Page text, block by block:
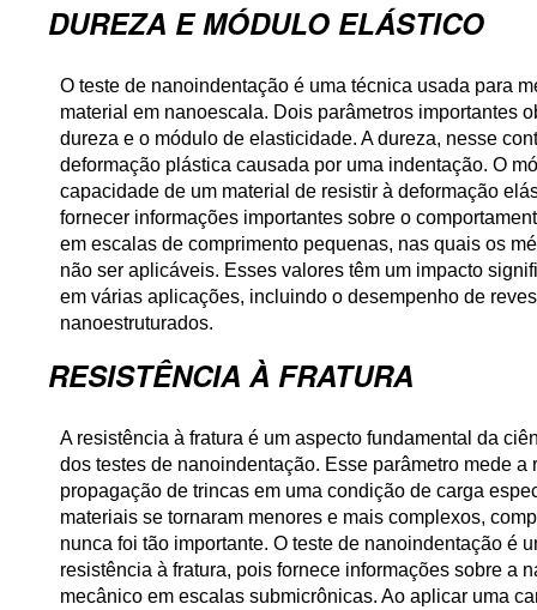
DUREZA E MÓDULO ELÁSTICO
O teste de nanoindentação é uma técnica usada para
material em nanoescala. Dois parâmetros importantes
dureza e o módulo de elasticidade. A dureza, nesse
deformação plástica causada por uma indentação. O
capacidade de um material de resistir à deformação
fornecer informações importantes sobre o
em escalas de comprimento pequenas, nas quais os
não ser aplicáveis. Esses valores têm um impacto
em várias aplicações, incluindo o desempenho de
nanoestruturados.
RESISTÊNCIA À FRATURA
A resistência à fratura é um aspecto fundamental da
dos testes de nanoindentação. Esse parâmetro mede
propagação de trincas em uma condição de carga
materiais se tornaram menores e mais complexos,
nunca foi tão importante. O teste de nanoindentação é
resistência à fratura, pois fornece informações sobre a
mecânico em escalas submicrônicas. Ao aplicar uma